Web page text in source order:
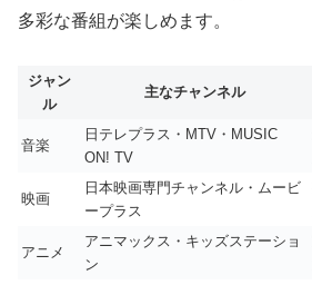
多彩な番組が楽しめます。
ジャン
ル
主なチャンネル
音楽
日テレプラス・MTV・MUSIC
ON! TV
映画
日本映画専門チャンネル・ムービ
ープラス
アニメ
アニマックス・キッズステーショ
ン